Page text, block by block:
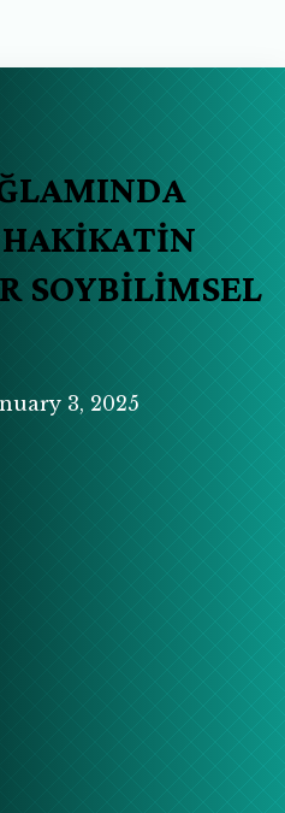
HAKİKATİN
SOYBİLİMSEL
3, 2025